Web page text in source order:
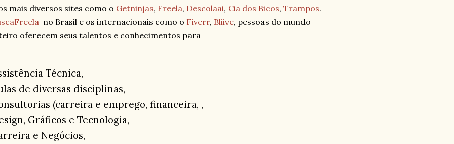
mais diversos sites como o Getninjas, Freela, Descolaai, Cia dos Bicos, Trampos.
no Brasil e os internacionais como o Fiverr, Bliive, pessoas do mundo
oferecem seus talentos e conhecimentos para
Técnica,
de diversas disciplinas,
(carreira e emprego, financeira, ,
Gráficos e Tecnologia,
e Negócios,